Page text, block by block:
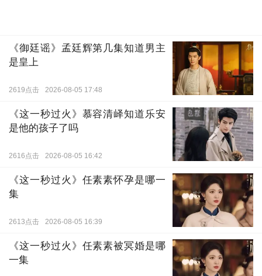
《御廷谣》孟廷辉第几集知道男主
是皇上
2619点击 2026-08-05 17:48
《这一秒过火》慕容清峄知道乐安
是他的孩子了吗
2616点击 2026-08-05 16:42
《这一秒过火》任素素怀孕是哪一
集
2613点击 2026-08-05 16:39
《这一秒过火》任素素被冥婚是哪
一集